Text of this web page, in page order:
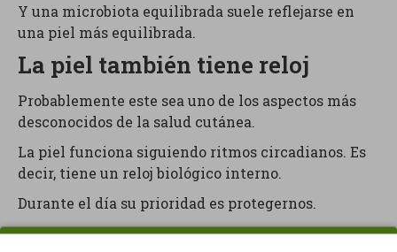
Y una microbiota equilibrada suele reflejarse en
una piel más equilibrada.
La piel también tiene reloj
Probablemente este sea uno de los aspectos más
desconocidos de la salud cutánea.
La piel funciona siguiendo ritmos circadianos. Es
decir, tiene un reloj biológico interno.
Durante el día su prioridad es protegernos.
Durante la noche su prioridad es repararse.